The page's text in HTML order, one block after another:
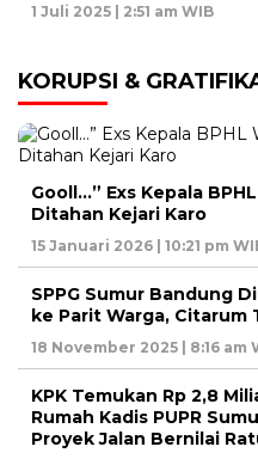
1 Juli 2025 | 2:51 am WIB
KORUPSI &
Gooll…” Exs Kepala
Ditahan Kejari Karo
15 Januari 2026 | 10:21 pm
SPPG Sumur Bandung
ke Parit Warga, Citarum
18 November 2025 | 8:16 am
KPK Temukan Rp 2,8
Rumah Kadis PUPR
Proyek Jalan Bernilai